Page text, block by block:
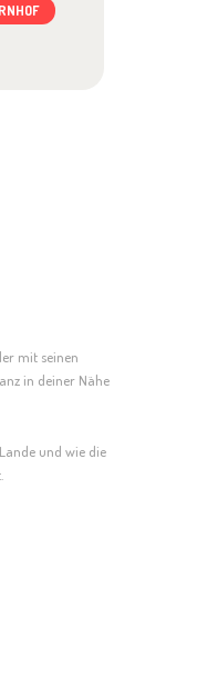
mit seinen
in deiner Nähe
und wie die